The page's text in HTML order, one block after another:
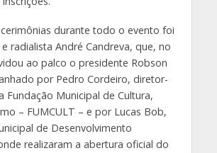
durante todo o evento foi
radialista André Candreva, que, no
ao palco o presidente Robson
por Pedro Cordeiro, diretor-
Fundação Municipal de Cultura,
– FUMCULT – e por Lucas Bob,
de Desenvolvimento
realizaram a abertura oficial do